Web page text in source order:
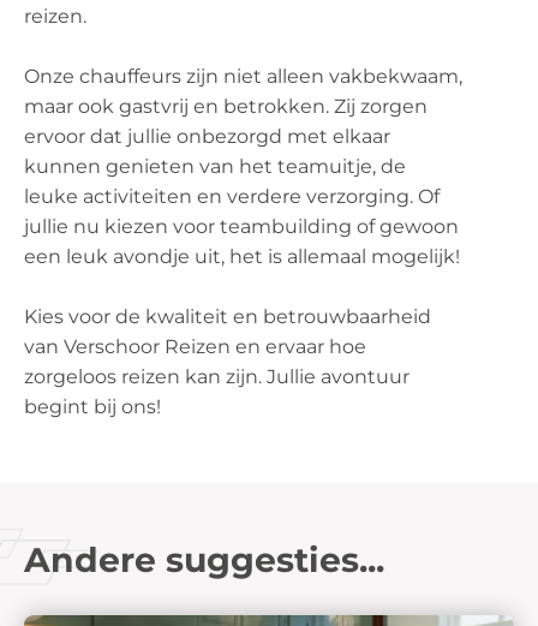
reizen.
Onze chauffeurs zijn niet alleen vakbekwaam,
maar ook gastvrij en betrokken. Zij zorgen
ervoor dat jullie onbezorgd met elkaar
kunnen genieten van het teamuitje, de
leuke activiteiten en verdere verzorging. Of
jullie nu kiezen voor teambuilding of gewoon
een leuk avondje uit, het is allemaal mogelijk!
Kies voor de kwaliteit en betrouwbaarheid
van Verschoor Reizen en ervaar hoe
zorgeloos reizen kan zijn. Jullie avontuur
begint bij ons!
Andere suggesties...